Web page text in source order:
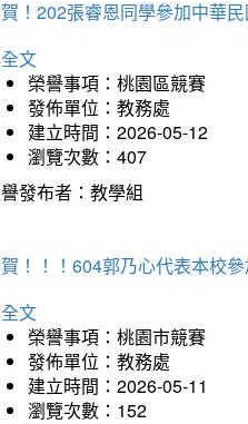
！202張睿恩同學參加中華
文
榮譽事項：桃園區競賽
發佈單位：教務處
建立時間：2026-05-12
瀏覽次數：407
發布者：教學組
！！！604郭乃心代表本校
文
榮譽事項：桃園市競賽
發佈單位：教務處
建立時間：2026-05-11
瀏覽次數：152